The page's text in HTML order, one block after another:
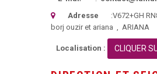
Adresse :V672+GH
borj ouzir et ariana , ARIANA
Localisation : CLIQUER